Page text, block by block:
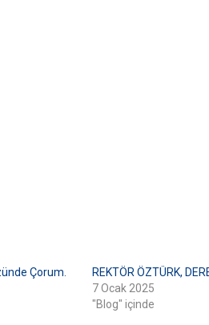
Çorum.
REKTÖR ÖZTÜRK,
7 Ocak 2025
"Blog" içinde